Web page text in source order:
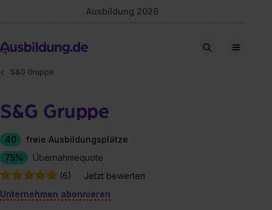
Ausbildung 2026
Stellen finden
S&G Gruppe
S&G Gruppe
40
freie Ausbildungsplätze
75%
Übernahmequote
(6)
Jetzt bewerten
Unternehmen abonnieren